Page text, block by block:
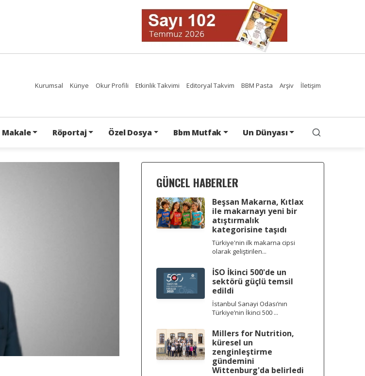
Kurumsal Künye Okur Profili Etkinlik Takvimi Editoryal Takvim BBM Pasta Arşiv İletişim
Makale Röportaj Özel Dosya Bbm Mutfak Un Dünyası
GÜNCEL HABERLER
Beşsan Makarna, Kıtlax
ile makarnayı yeni bir
atıştırmalık
kategorisine taşıdı
Türkiye'nin ilk makarna cipsi
olarak geliştirilen...
İSO İkinci 500'de un
sektörü güçlü temsil
edildi
İstanbul Sanayi Odası’nın
Türkiye’nin İkinci 500 ...
Millers for Nutrition,
küresel un
zenginleştirme
gündemini
Wittenburg'da belirledi